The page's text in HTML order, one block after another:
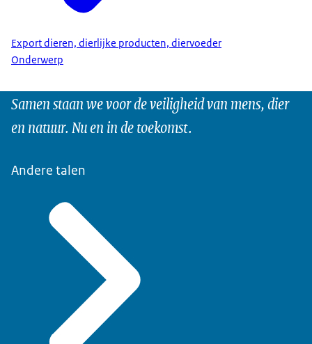
Export dieren, dierlijke producten, diervoeder
Onderwerp
Samen staan we voor de veiligheid van mens, dier
en natuur. Nu en in de toekomst.
Andere talen